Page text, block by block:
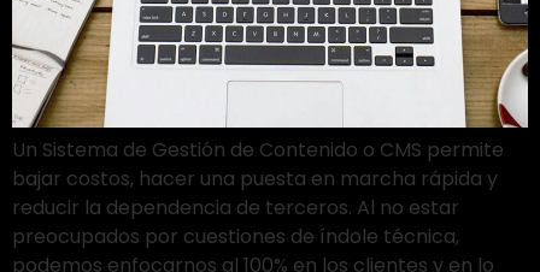
Un Sistema de Gestión de Contenido o CMS permite
bajar costos, hacer una puesta en marcha rápida y
reducir la dependencia de terceros. Al no estar
preocupados por cuestiones de índole técnica,
podemos enfocarnos al 100% en los clientes y en lo